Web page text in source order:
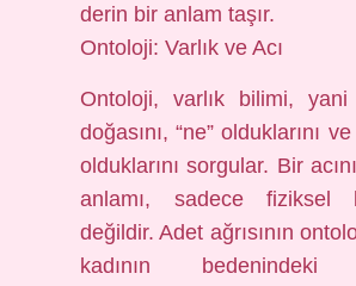
derin bir anlam taşır.
Ontoloji: Varlık ve Acı
Ontoloji, varlık bilimi, yani
doğasını, “ne” olduklarını ve
olduklarını sorgular. Bir
anlamı, sadece fiziksel
değildir. Adet ağrısının
kadının bedenindeki